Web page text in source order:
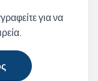
για να